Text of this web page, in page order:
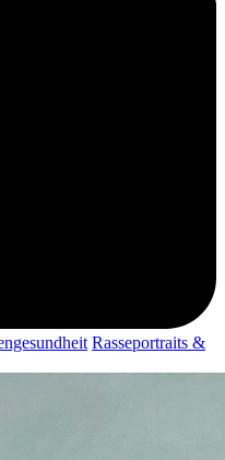
Rasseportraits &